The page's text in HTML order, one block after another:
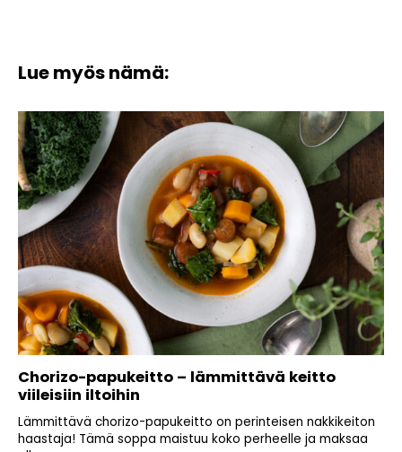
Lue myös nämä:
Chorizo-papukeitto – lämmittävä keitto
viileisiin iltoihin
Lämmittävä chorizo-papukeitto on perinteisen nakkikeiton
haastaja! Tämä soppa maistuu koko perheelle ja maksaa